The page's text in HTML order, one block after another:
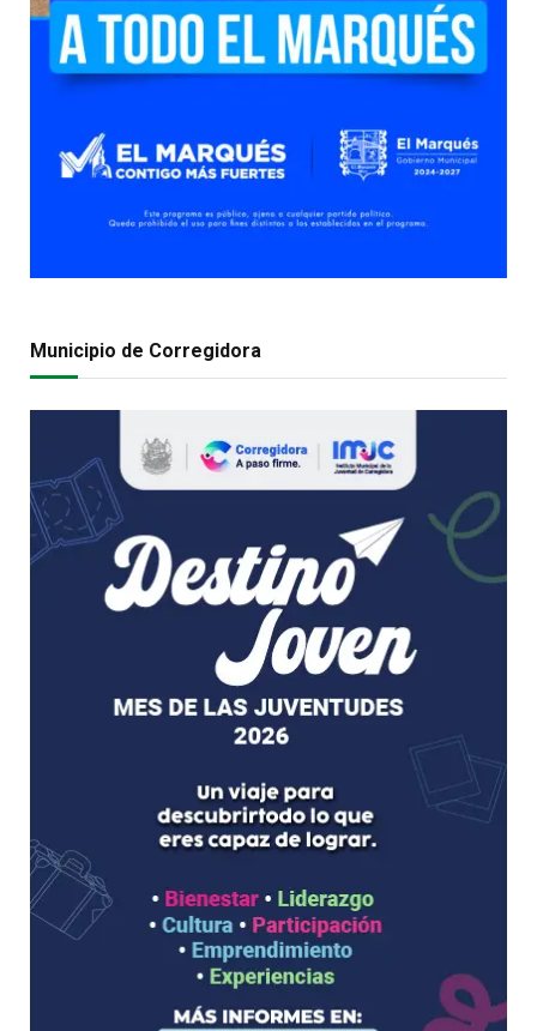
Municipio de Corregidora